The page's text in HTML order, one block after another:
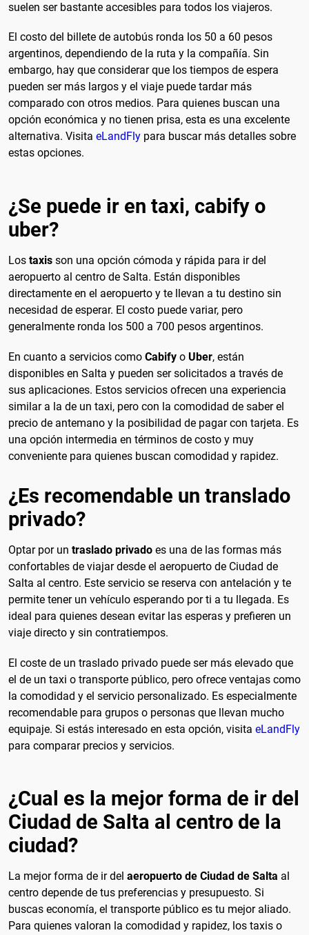
suelen ser bastante accesibles para todos los viajeros.
El costo del billete de autobús ronda los 50 a 60 pesos
argentinos, dependiendo de la ruta y la compañía. Sin
embargo, hay que considerar que los tiempos de espera
pueden ser más largos y el viaje puede tardar más
comparado con otros medios. Para quienes buscan una
opción económica y no tienen prisa, esta es una excelente
alternativa. Visita eLandFly para buscar más detalles sobre
estas opciones.
¿Se puede ir en taxi, cabify o
uber?
Los taxis son una opción cómoda y rápida para ir del
aeropuerto al centro de Salta. Están disponibles
directamente en el aeropuerto y te llevan a tu destino sin
necesidad de esperar. El costo puede variar, pero
generalmente ronda los 500 a 700 pesos argentinos.
En cuanto a servicios como Cabify o Uber, están
disponibles en Salta y pueden ser solicitados a través de
sus aplicaciones. Estos servicios ofrecen una experiencia
similar a la de un taxi, pero con la comodidad de saber el
precio de antemano y la posibilidad de pagar con tarjeta. Es
una opción intermedia en términos de costo y muy
conveniente para quienes buscan comodidad y rapidez.
¿Es recomendable un translado
privado?
Optar por un traslado privado es una de las formas más
confortables de viajar desde el aeropuerto de Ciudad de
Salta al centro. Este servicio se reserva con antelación y te
permite tener un vehículo esperando por ti a tu llegada. Es
ideal para quienes desean evitar las esperas y prefieren un
viaje directo y sin contratiempos.
El coste de un traslado privado puede ser más elevado que
el de un taxi o transporte público, pero ofrece ventajas como
la comodidad y el servicio personalizado. Es especialmente
recomendable para grupos o personas que llevan mucho
equipaje. Si estás interesado en esta opción, visita eLandFly
para comparar precios y servicios.
¿Cual es la mejor forma de ir del
Ciudad de Salta al centro de la
ciudad?
La mejor forma de ir del aeropuerto de Ciudad de Salta al
centro depende de tus preferencias y presupuesto. Si
buscas economía, el transporte público es tu mejor aliado.
Para quienes valoran la comodidad y rapidez, los taxis o